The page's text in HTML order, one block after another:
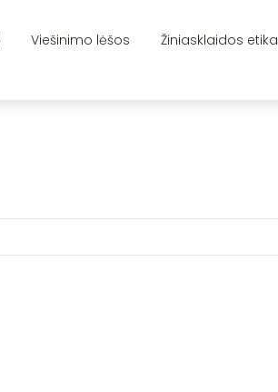
Viešinimo lėšos Žiniasklaidos etika